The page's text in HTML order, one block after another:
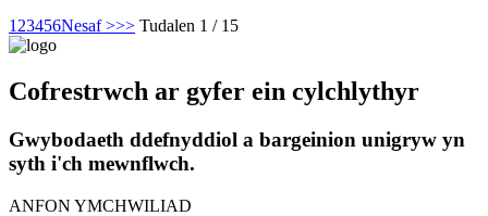
1 23456Nesaf >>> Tudalen 1 / 15
Cofrestrwch ar gyfer ein cylchlythyr
Gwybodaeth ddefnyddiol a bargeinion unigryw yn
syth i'ch mewnflwch.
ANFON YMCHWILIAD